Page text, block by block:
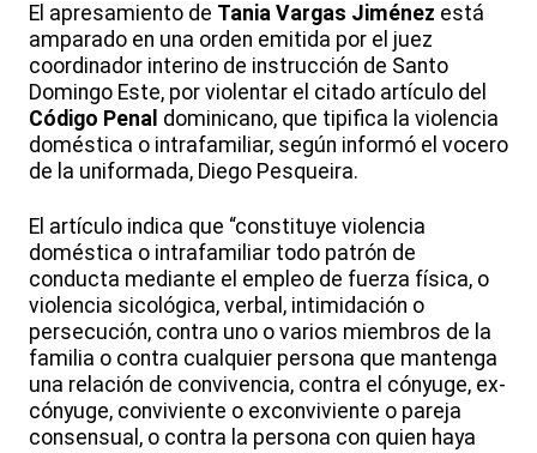
El apresamiento de Tania Vargas Jiménez está
amparado en una orden emitida por el juez
coordinador interino de instrucción de Santo
Domingo Este, por violentar el citado artículo del
Código Penal dominicano, que tipifica la violencia
doméstica o intrafamiliar, según informó el vocero
de la uniformada, Diego Pesqueira.
El artículo indica que “constituye violencia
doméstica o intrafamiliar todo patrón de
conducta mediante el empleo de fuerza física, o
violencia sicológica, verbal, intimidación o
persecución, contra uno o varios miembros de la
familia o contra cualquier persona que mantenga
una relación de convivencia, contra el cónyuge, ex-
cónyuge, conviviente o exconviviente o pareja
consensual, o contra la persona con quien haya